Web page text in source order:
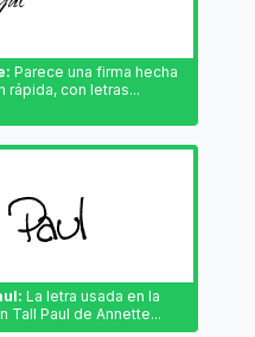
Parece una firma hecha
rápida, con letras...
La letra usada en la
Tall Paul de Annette...